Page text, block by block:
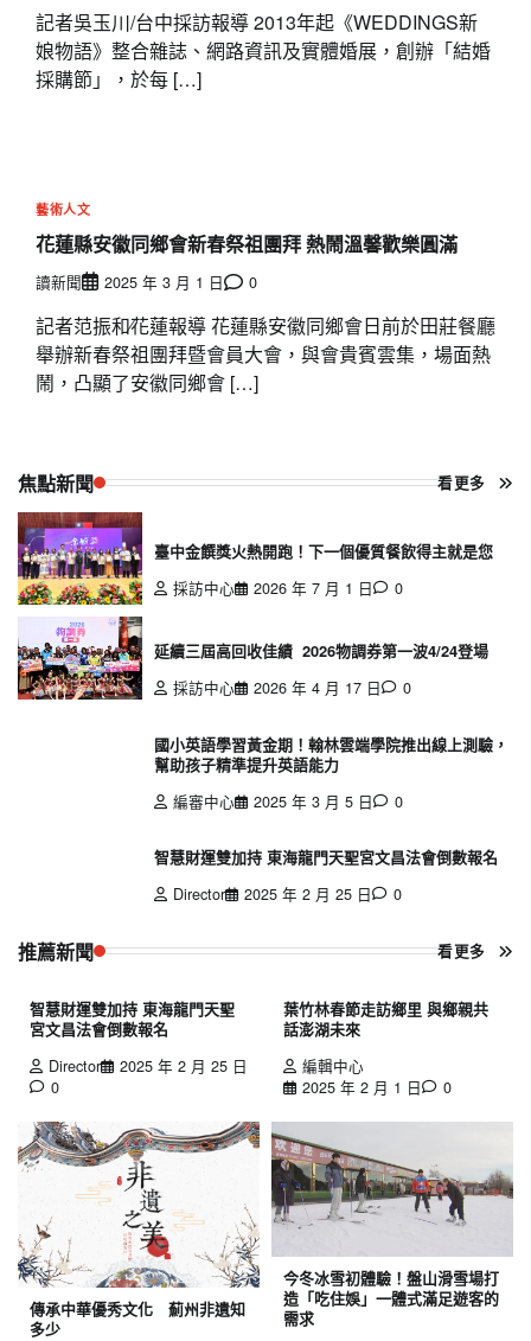
記者吳玉川/台中採訪報導 2013年起《WEDDINGS新
娘物語》整合雜誌、網路資訊及實體婚展，創辦「結婚
採購節」，於每 […]
藝術人文
花蓮縣安徽同鄉會新春祭祖團拜 熱鬧溫馨歡樂圓滿
讀新聞 2025 年 3 月 1 日 0
記者范振和∕花蓮報導 花蓮縣安徽同鄉會日前於田莊餐廳
舉辦新春祭祖團拜暨會員大會，與會貴賓雲集，場面熱
鬧，凸顯了安徽同鄉會 […]
焦點新聞 看更多
臺中金饌獎火熱開跑！下一個優質餐飲得主就是您
採訪中心
2026 年 7 月 1 日 0
延續三屆高回收佳績 2026物調券第一波4/24登場
採訪中心
2026 年 4 月 17 日 0
國小英語學習黃金期！翰林雲端學院推出線上測驗，
幫助孩子精準提升英語能力
編審中心
2025 年 3 月 5 日 0
智慧財運雙加持 東海龍門天聖宮文昌法會倒數報名
Director
2025 年 2 月 25 日 0
推薦新聞 看更多
智慧財運雙加持 東海龍門天聖
宮文昌法會倒數報名
Director
2025 年 2 月 25 日
0
葉竹林春節走訪鄉里 與鄉親共
話澎湖未來
編輯中心
2025 年 2 月 1 日
0
傳承中華優秀文化 薊州非遺知
多少
今冬冰雪初體驗！盤山滑雪場打
造「吃住娛」一體式滿足遊客的
需求